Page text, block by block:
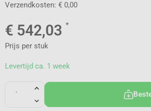
Verzendkosten: € 0,00
€ 542,03 *
Prijs per stuk
Levertijd ca. 1 week